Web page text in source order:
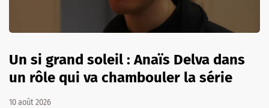
Un si grand soleil : Anaïs Delva dans
un rôle qui va chambouler la série
10 août 2026